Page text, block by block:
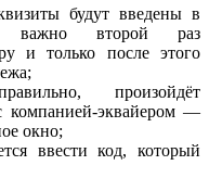
будут введены в
важно второй раз
и только после этого
произойдёт
компанией-эквайером —
окно;
ввести код, который